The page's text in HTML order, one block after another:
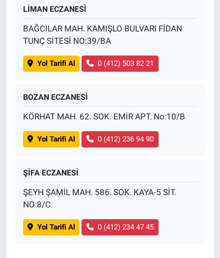
LİMAN ECZANESİ
BAĞCILAR MAH. KAMIŞLO BULVARI FİDAN
TUNÇ SİTESİ NO:39/BA
Yol Tarifi Al 0 (412) 503 82 21
BOZAN ECZANESİ
KÖRHAT MAH. 62. SOK. EMİR APT. No:10/B
Yol Tarifi Al 0 (412) 236 94 90
ŞİFA ECZANESİ
ŞEYH ŞAMİL MAH. 586. SOK. KAYA-5 SİT.
NO:8/C
Yol Tarifi Al 0 (412) 234 47 45